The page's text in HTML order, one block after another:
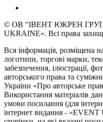
© ОВ "ІВЕНТ ЮКРЕН ГРУП",
UKRAINE». Всі права
Вся інформація, розміщена
логотипи, торгові марки,
забезпечення, ілюстрації,
авторського права та
України «Про авторське
Використання матеріалів
умови посилання (для
інтернет видання -